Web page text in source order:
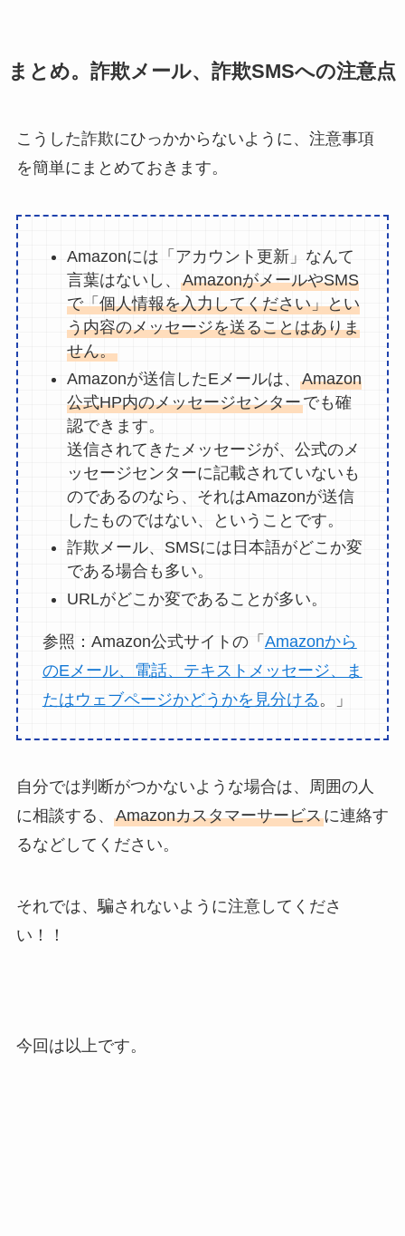
まとめ。詐欺メール、詐欺SMSへの注意点
こうした詐欺にひっかからないように、注意事項
を簡単にまとめておきます。
Amazonには「アカウント更新」なんて
言葉はないし、 AmazonがメールやSMS
で「個人情報を入力してください」とい
う内容のメッセージを送ることはありま
せん。
Amazonが送信したEメールは、 Amazon
公式HP内のメッセージセンターでも確
認できます。
送信されてきたメッセージが、公式のメ
ッセージセンターに記載されていないも
のであるのなら、それはAmazonが送信
したものではない、ということです。
詐欺メール、SMSには日本語がどこか変
である場合も多い。
URLがどこか変であることが多い。
参照：Amazon公式サイトの「 Amazonから
のEメール、電話、テキストメッセージ、ま
たはウェブページかどうかを見分ける 。」
自分では判断がつかないような場合は、周囲の人
に相談する、 Amazonカスタマーサービスに連絡す
るなどしてください。
それでは、騙されないように注意してくださ
い！！
今回は以上です。